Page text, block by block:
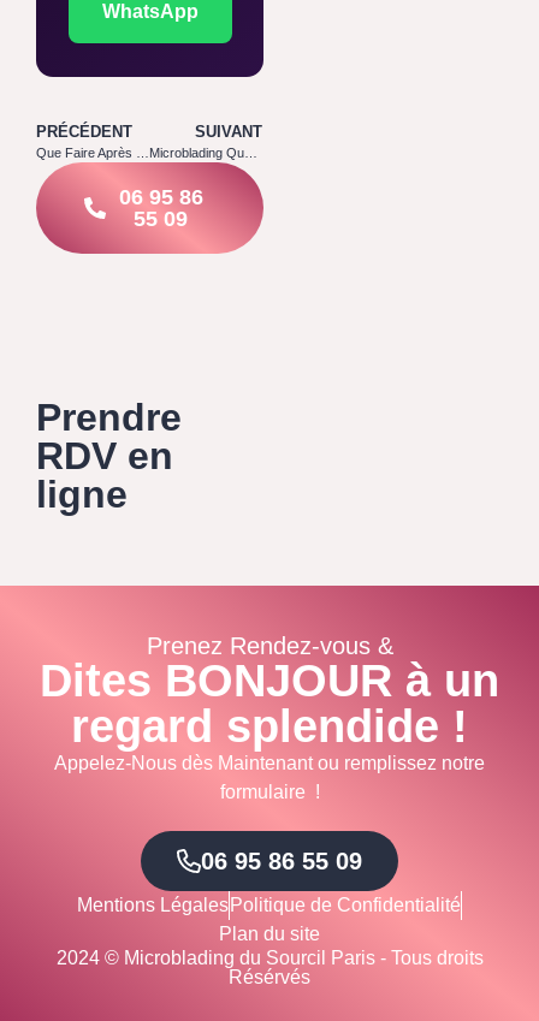
WhatsApp
PRÉCÉDENT SUIVANT
06 95 86
55 09
Prendre
RDV en
ligne
Prenez Rendez-vous &
Dites BONJOUR à un
regard splendide !
Appelez-Nous dès Maintenant ou remplissez notre
formulaire !
06 95 86 55 09
Mentions LégalesPolitique de Confidentialité
Plan du site
2024 © Microblading du Sourcil Paris - Tous droits
Résérvés